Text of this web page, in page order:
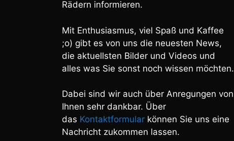
Rädern informieren.
Mit Enthusiasmus, viel Spaß und Kaffee
;o) gibt es von uns die neuesten News,
die aktuellsten Bilder und Videos und
alles was Sie sonst noch wissen möchten.
Dabei sind wir auch über Anregungen von
Ihnen sehr dankbar. Über
das Kontaktformular können Sie uns eine
Nachricht zukommen lassen.